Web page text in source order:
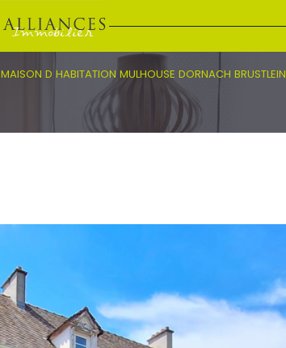
MAISON D HABITATION MULHOUSE DORNACH BRUSTLEIN